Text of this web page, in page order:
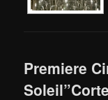
Premiere